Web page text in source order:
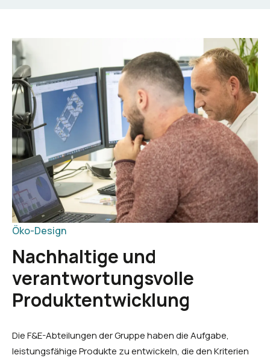
Öko-Design
Nachhaltige und
verantwortungsvolle
Produktentwicklung
Die F&E-Abteilungen der Gruppe haben die Aufgabe,
leistungsfähige Produkte zu entwickeln, die den Kriterien